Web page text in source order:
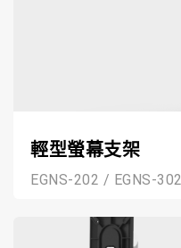
輕型螢幕支架
EGNS-202 / EGNS-302